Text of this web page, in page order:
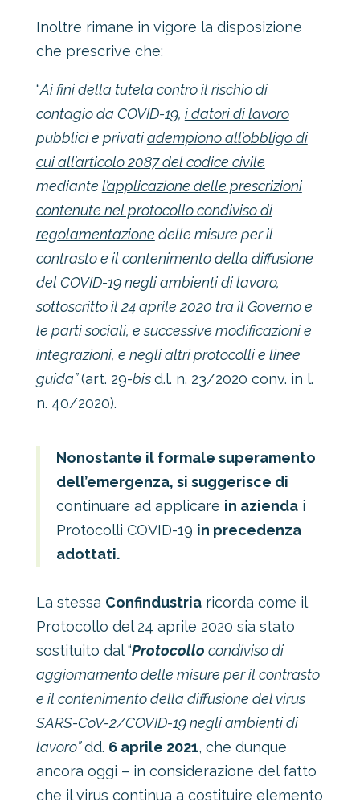
Inoltre rimane in vigore la disposizione
che prescrive che:
“Ai fini della tutela contro il rischio di
contagio da COVID-19, i datori di lavoro
pubblici e privatiadempiono all’obbligo di
cui all’articolo 2087 del codice civile
mediante l’applicazione delle prescrizioni
contenute nel protocollo condiviso di
regolamentazione delle misure per il
contrasto e il contenimento della diffusione
del COVID-19 negli ambienti di lavoro,
sottoscritto il 24 aprile 2020 tra il Governo e
le parti sociali, e successive modificazioni e
integrazioni, e negli altri protocolli e linee
guida”(art. 29-bisd.l. n. 23/2020 conv. in l.
n. 40/2020).
Nonostante il formale superamento
dell’emergenza, si suggerisce di
continuare ad applicare in aziendai
Protocolli COVID-19 in precedenza
adottati.
La stessa Confindustriaricorda come il
Protocollo del 24 aprile 2020 sia stato
sostituito dal “Protocollo condiviso di
aggiornamento delle misure per il contrasto
e il contenimento della diffusione del virus
SARS-CoV-2/COVID-19 negli ambienti di
lavoro”dd. 6 aprile 2021, che dunque
ancora oggi – in considerazione del fatto
che il virus continua a costituire elemento